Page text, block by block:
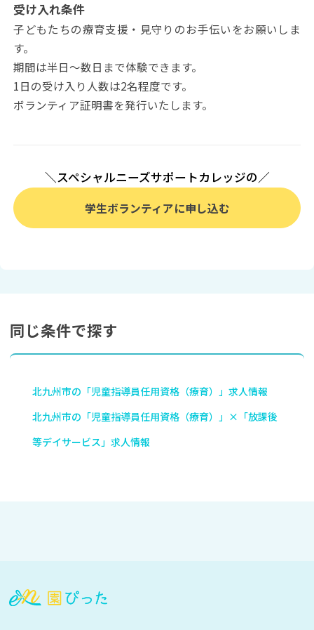
受け入れ条件
子どもたちの療育支援・見守りのお手伝いをお願いしま
す。
期間は半日～数日まで体験できます。
1日の受け入り人数は2名程度です。
ボランティア証明書を発行いたします。
＼スペシャルニーズサポートカレッジの／
学生ボランティアに申し込む
同じ条件で探す
北九州市の「児童指導員任用資格（療育）」求人情報
北九州市の「児童指導員任用資格（療育）」×「放課後
等デイサービス」求人情報